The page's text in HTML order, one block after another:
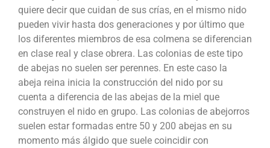
quiere decir que cuidan de sus crías, en el mismo nido
pueden vivir hasta dos generaciones y por último que
los diferentes miembros de esa colmena se diferencian
en clase real y clase obrera. Las colonias de este tipo
de abejas no suelen ser perennes. En este caso la
abeja reina inicia la construcción del nido por su
cuenta a diferencia de las abejas de la miel que
construyen el nido en grupo. Las colonias de abejorros
suelen estar formadas entre 50 y 200 abejas en su
momento más álgido que suele coincidir con